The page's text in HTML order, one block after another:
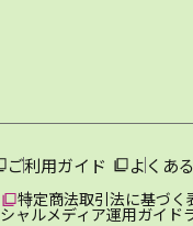
ご利用ガイド よくあ
特定商法取引法に基づく
ャルメディア運用ガイド